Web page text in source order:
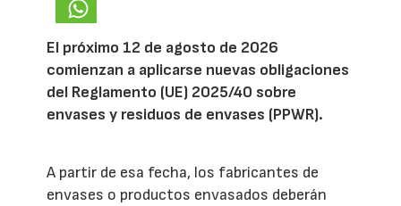
El próximo 12 de agosto de 2026
comienzan a aplicarse nuevas obligaciones
del Reglamento (UE) 2025/40 sobre
envases y residuos de envases (PPWR).
A partir de esa fecha, los fabricantes de
envases o productos envasados deberán